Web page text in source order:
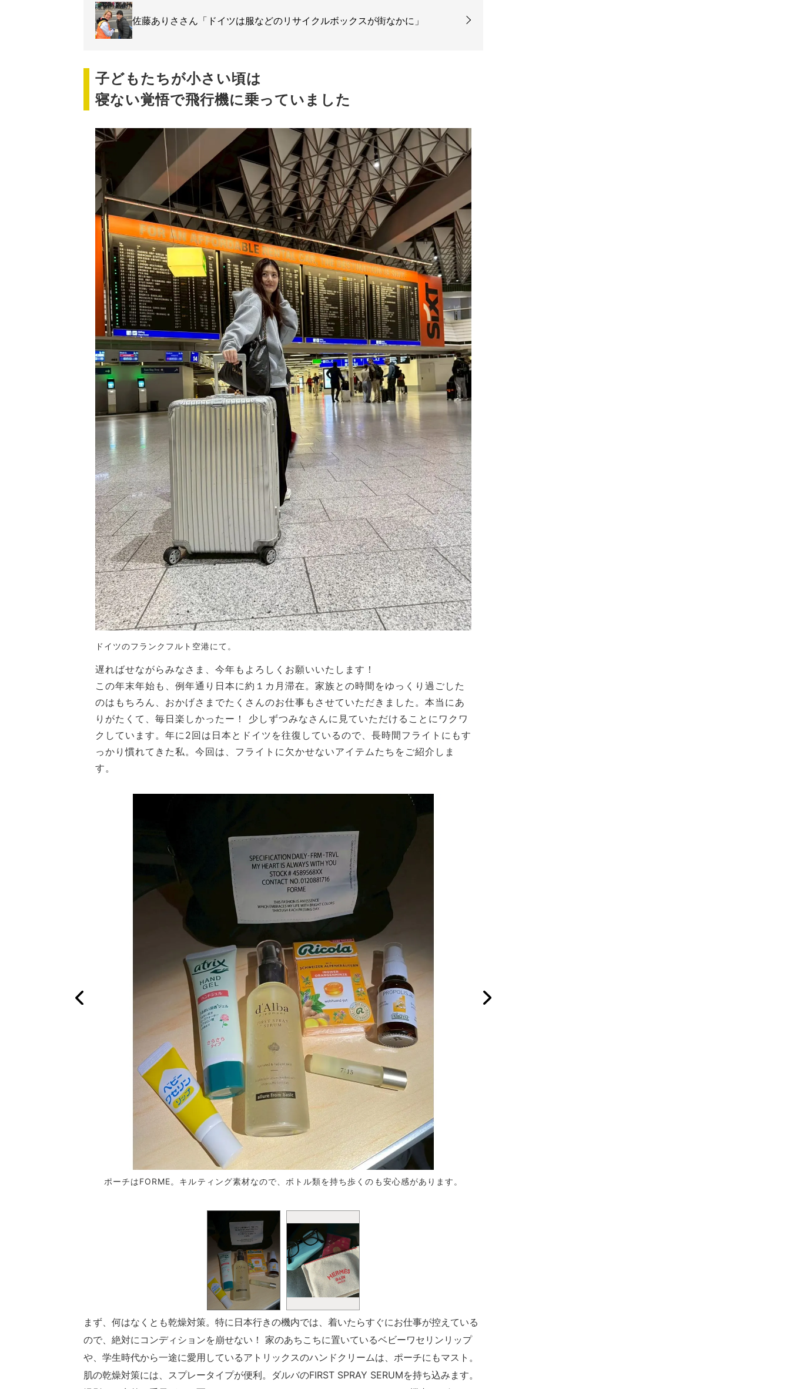
佐藤ありささん「ドイツは服などのリサイクルボックスが街なかに」
子どもたちが小さい頃は
寝ない覚悟で飛行機に乗っていました
ドイツのフランクフルト空港にて。
遅ればせながらみなさま、今年もよろしくお願いいたします！
この年末年始も、例年通り日本に約１カ月滞在。家族との時間をゆっくり過ごした
のはもちろん、おかげさまでたくさんのお仕事もさせていただきました。本当にあ
りがたくて、毎日楽しかったー！ 少しずつみなさんに見ていただけることにワクワ
クしています。年に2回は日本とドイツを往復しているので、長時間フライトにもす
っかり慣れてきた私。今回は、フライトに欠かせないアイテムたちをご紹介しま
す。
ポーチはFORME。キルティング素材なので、ボトル類を持ち歩くのも安心感があります。
まず、何はなくとも乾燥対策。特に日本行きの機内では、着いたらすぐにお仕事が控えている
ので、絶対にコンディションを崩せない！ 家のあちこちに置いているベビーワセリンリップ
や、学生時代から一途に愛用しているアトリックスのハンドクリームは、ポーチにもマスト。
肌の乾燥対策には、スプレータイプが便利。ダルバのFIRST SPRAY SERUMを持ち込みます。